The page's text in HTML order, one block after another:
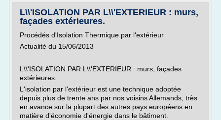
L\\'ISOLATION PAR L\\'EXTERIEUR : murs,
façades extérieures.
Procédés d'Isolation Thermique par l'extérieur
Actualité du 15/06/2013
L\\'ISOLATION PAR L\\'EXTERIEUR : murs, façades
extérieures.
L'isolation par l'extérieur est une technique adoptée
depuis plus de trente ans par nos voisins Allemands, très
en avance sur la plupart des autres pays européens en
matière d'économie d'énergie dans le bâtiment.